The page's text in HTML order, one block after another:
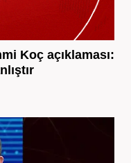
Koç açıklaması: